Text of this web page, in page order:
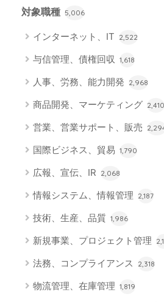
対象職種 5,006
インターネット、IT 2,522
与信管理、債権回収 1,618
人事、労務、能力開発 2,968
商品開発、マーケティング 2,410
営業、営業サポート、販売
国際ビジネス、貿易 1,790
広報、宣伝、IR 2,068
情報システム、情報管理 2,187
技術、生産、品質 1,986
新規事業、プロジェクト管理
法務、コンプライアンス 2,318
物流管理、在庫管理 1,819